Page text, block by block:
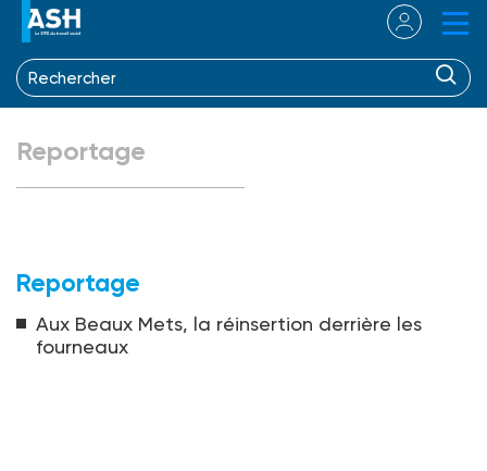
Reportage
Reportage
Aux Beaux Mets, la réinsertion derrière les
fourneaux